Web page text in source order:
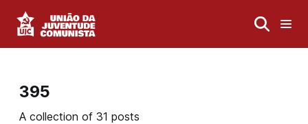
395
A collection of 31 posts